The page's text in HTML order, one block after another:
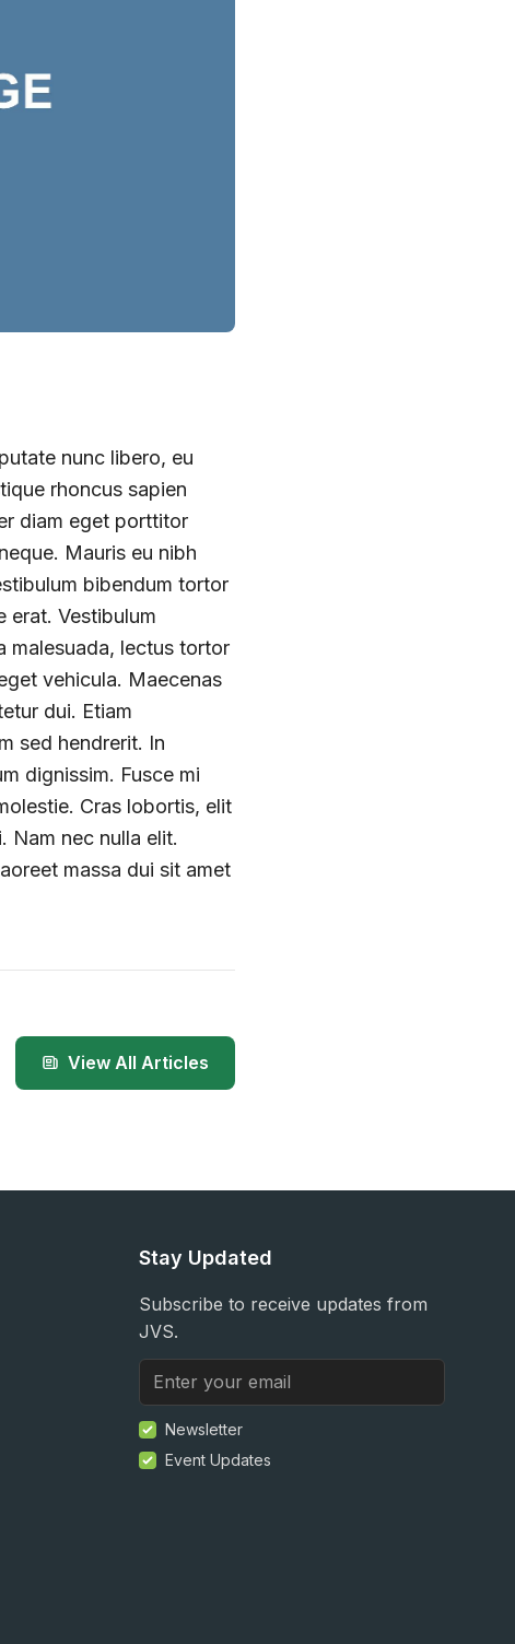
nunc libero, eu
rhoncus sapien
diam eget porttitor
Mauris eu nibh
bibendum tortor
erat. Vestibulum
malesuada, lectus tortor
vehicula. Maecenas
dui. Etiam
sed hendrerit. In
dignissim. Fusce mi
Cras lobortis, elit
Nam nec nulla elit.
massa dui sit amet
View All Articles
Stay Updated
Subscribe to receive updates from
JVS.
Newsletter
Event Updates